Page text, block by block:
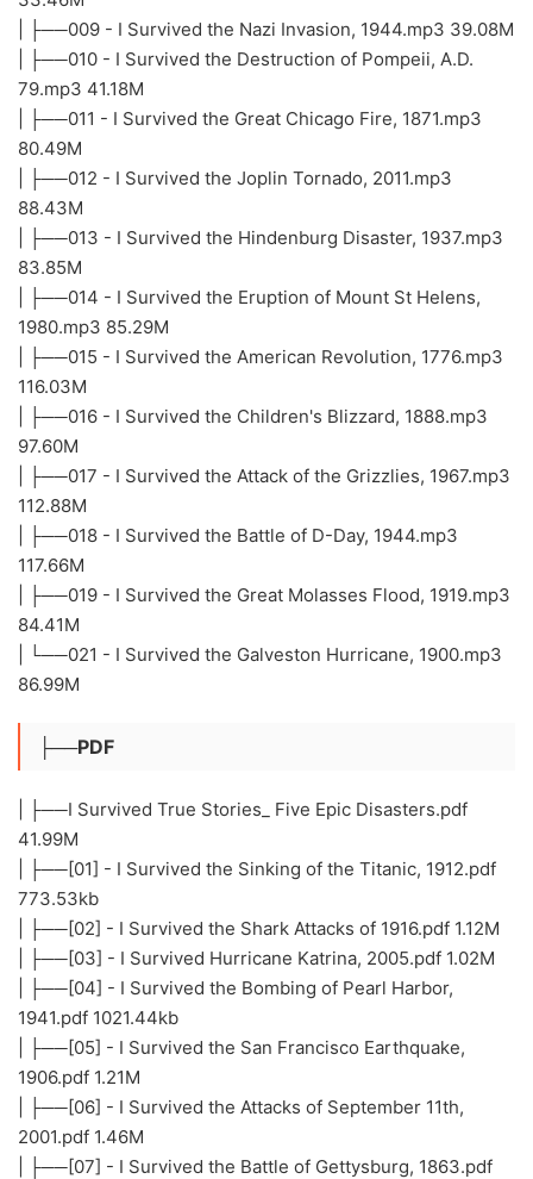
| ├──009 - I Survived the Nazi Invasion, 1944.mp3 39.08M
| ├──010 - I Survived the Destruction of Pompeii, A.D.
79.mp3 41.18M
| ├──011 - I Survived the Great Chicago Fire, 1871.mp3
80.49M
| ├──012 - I Survived the Joplin Tornado, 2011.mp3
88.43M
| ├──013 - I Survived the Hindenburg Disaster, 1937.mp3
83.85M
| ├──014 - I Survived the Eruption of Mount St Helens,
1980.mp3 85.29M
| ├──015 - I Survived the American Revolution, 1776.mp3
116.03M
| ├──016 - I Survived the Children's Blizzard, 1888.mp3
97.60M
| ├──017 - I Survived the Attack of the Grizzlies, 1967.mp3
112.88M
| ├──018 - I Survived the Battle of D-Day, 1944.mp3
117.66M
| ├──019 - I Survived the Great Molasses Flood, 1919.mp3
84.41M
| └──021 - I Survived the Galveston Hurricane, 1900.mp3
86.99M
├──PDF
| ├──I Survived True Stories_ Five Epic Disasters.pdf
41.99M
| ├──[01] - I Survived the Sinking of the Titanic, 1912.pdf
773.53kb
| ├──[02] - I Survived the Shark Attacks of 1916.pdf 1.12M
| ├──[03] - I Survived Hurricane Katrina, 2005.pdf 1.02M
| ├──[04] - I Survived the Bombing of Pearl Harbor,
1941.pdf 1021.44kb
| ├──[05] - I Survived the San Francisco Earthquake,
1906.pdf 1.21M
| ├──[06] - I Survived the Attacks of September 11th,
2001.pdf 1.46M
| ├──[07] - I Survived the Battle of Gettysburg, 1863.pdf